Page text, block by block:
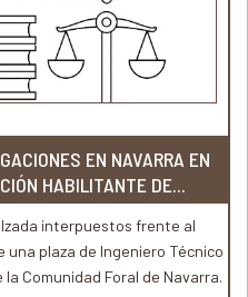
EN NAVARRA EN
HABILITANTE DE...
interpuestos frente al
plaza de Ingeniero Técnico
Comunidad Foral de Navarra.